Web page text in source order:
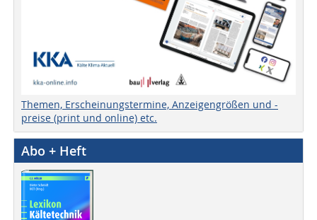
Themen, Erscheinungstermine, Anzeigengrößen und -
preise (print und online) etc.
Abo + Heft